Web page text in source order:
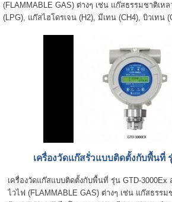
(FLAMMABLE GAS) ต่างๆ เช่น แก๊สธรรมชาติเห
(LPG), แก๊สไฮโดรเจน (H2), มีเทน (CH4), บิวเทน
เครื่องวัดแก๊สรั่วแบบติดตั้งกับพื้นที่
เครื่องวัดแก๊สแบบติดตั้งกับพื้นที่ รุ่น GTD-
ไวไฟ (FLAMMABLE GAS) ต่างๆ เช่น แก๊สธรรม